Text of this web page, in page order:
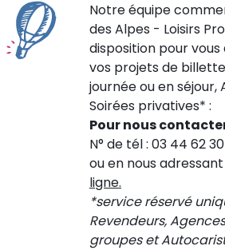
Notre équipe
des Alpes - Loisirs
disposition pour
vos projets de
journée ou en séjour,
Soirées privatives* :
Pour nous
N° de tél : 03 44 62
ou en nous
ligne.
*service réservé
Revendeurs,
groupes et